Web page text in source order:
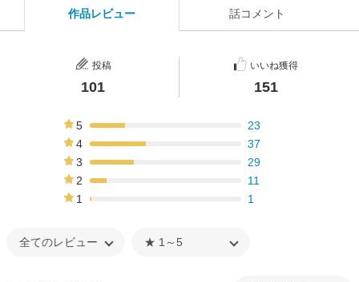
作品レビュー 話コメント
投稿
101
いいね獲得
151
5
23
4
37
3
29
2
11
1
1